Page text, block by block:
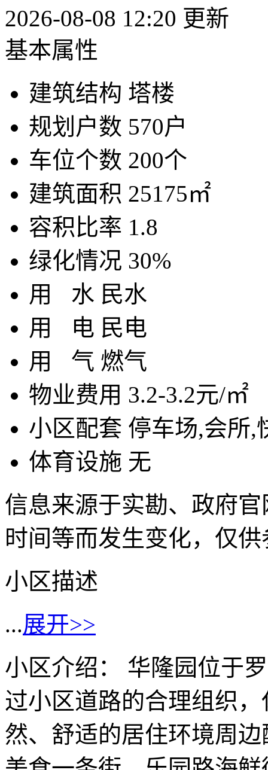
2026-08-08 12:20 更新
基本属性
建筑结构 塔楼
规划户数 570户
车位个数 200个
建筑面积 25175㎡
容积比率 1.8
绿化情况 30%
用 水 民水
用
电 民电
用 气 燃气
物业费用 3.2-3.2元/㎡
小区配套 停车场,会所,
体育设施 无
信息来源于实勘、政府
时间等而发生变化，仅
小区描述
...展开>>
小区介绍： 华隆园位于
过小区道路的合理组织
然、舒适的居住环境周